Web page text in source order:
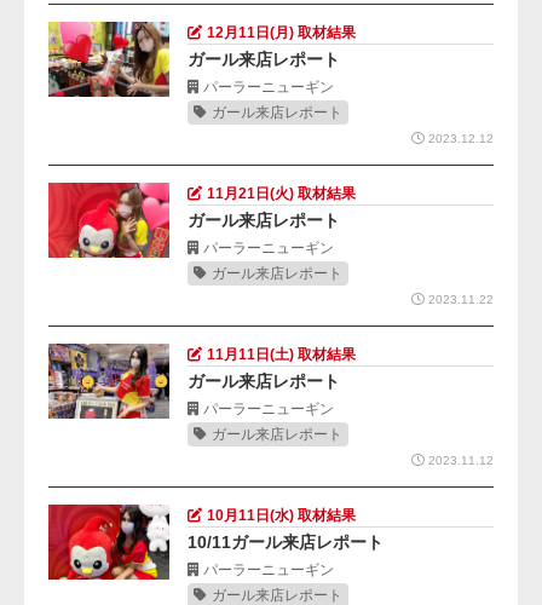
12月11日(月) 取材結果
ガール来店レポート
パーラーニューギン
ガール来店レポート
2023.12.12
11月21日(火) 取材結果
ガール来店レポート
パーラーニューギン
ガール来店レポート
2023.11.22
11月11日(土) 取材結果
ガール来店レポート
パーラーニューギン
ガール来店レポート
2023.11.12
10月11日(水) 取材結果
10/11ガール来店レポート
パーラーニューギン
ガール来店レポート